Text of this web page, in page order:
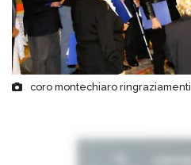
coro montechiaro ringraziamenti